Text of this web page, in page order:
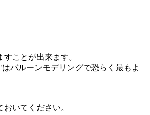
ことが出来ます。
バルーンモデリングで恐らく最もよ
いてください。